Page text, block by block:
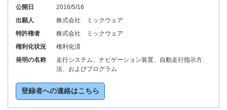
公開日
2016/5/16
出願人
株式会社 ミックウェア
特許権者
株式会社 ミックウェア
権利化状況
権利化済
発明の名称
走行システム、ナビゲーション装置、自動走行指示方
法、およびプログラム
登録者への連絡はこちら